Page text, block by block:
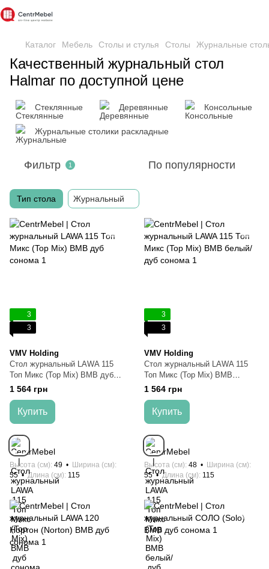
Каталог Мебель Столы и стулья Столы Журнальные
Качественный журнальный стол
Halmar по доступной цене
Стеклянные Деревянные Консольные
Журнальные столики раскладные
Фильтр 1 По популярности
Тип стола Журнальный
3
3
VMV Holding
Стол журнальный LAWA 115
Топ Микс (Top Mix) ВМВ дуб
сонома
1 564 грн
Купить
Высота (см) 49
Ширина (см)
55
Длина (см) 115
3
3
VMV Holding
Стол журнальный LAWA 115
Топ Микс (Top Mix) ВМВ
белый/дуб сонома
1 564 грн
Купить
Высота (см) 48
Ширина (см)
55
Длина (см) 115